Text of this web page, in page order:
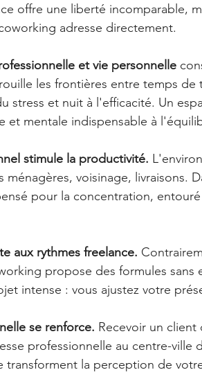
offre une liberté incomparable,
adresse directement.
et vie personnelle
les frontières entre temps
stress et nuit à l'efficacité. Un
et mentale indispensable à
stimule la productivité.
ménagères, voisinage, livraisons.
pour la concentration,
aux rythmes freelance.
propose des formules
intense : vous ajustez votre
se renforce. Recevoir un client
professionnelle au centre-ville
transforment la perception de